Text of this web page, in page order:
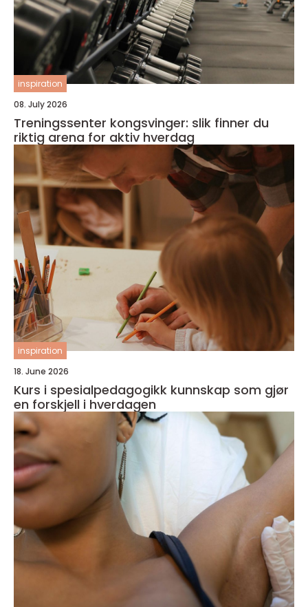
inspiration
08. July 2026
Treningssenter kongsvinger: slik finner du
riktig arena for aktiv hverdag
inspiration
18. June 2026
Kurs i spesialpedagogikk kunnskap som gjør
en forskjell i hverdagen